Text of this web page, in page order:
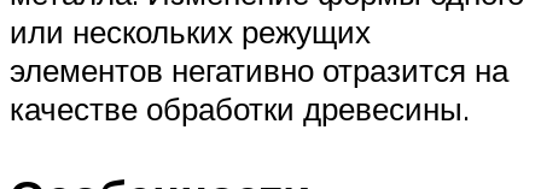
или нескольких режущих
элементов негативно отразится на
качестве обработки древесины.